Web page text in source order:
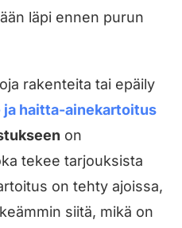
läpi ennen purun
rakenteita tai epäily
ja haitta-ainekartoitus
on
tekee tarjouksista
on tehty ajoissa,
siitä, mikä on